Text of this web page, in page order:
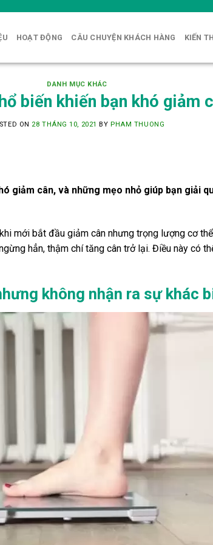
HOẠT ĐỘNG CÂU CHUYỆN KHÁCH HÀNG KIẾN
DANH MỤC KHÁC
biến khiến bạn khó giảm
ON 28 THÁNG 10, 2021 BY PHAM THUONG
giảm cân, và những mẹo nhỏ giúp bạn giải
mới bắt đầu giảm cân nhưng trọng lượng cơ
hẳn, thậm chí tăng cân trở lại. Điều này có
không nhận ra sự khác